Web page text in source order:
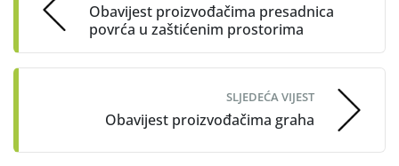
Obavijest proizvođačima presadnica
povrća u zaštićenim prostorima
SLJEDEĆA VIJEST
Obavijest proizvođačima graha